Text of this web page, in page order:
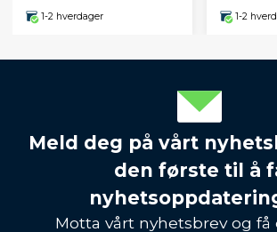
1-2 hverdager 1-2
Meld deg på vårt
den første til å
Motta vårt nyhetsbrev og få